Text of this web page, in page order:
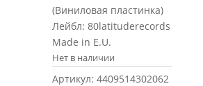
(Виниловая пластинка)
Лейбл: 80latituderecords
Made in E.U.
Нет в наличии
Артикул:4409514302062